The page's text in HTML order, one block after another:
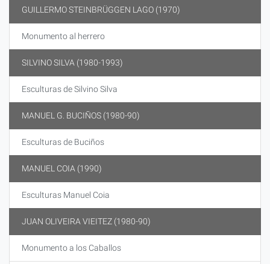
GUILLERMO STEINBRÜGGEN LAGO (1970)
Monumento al herrero
SILVINO SILVA (1980-1993)
Esculturas de Silvino Silva
MANUEL G. BUCIÑOS (1980-90)
Esculturas de Buciños
MANUEL COIA (1990)
Esculturas Manuel Coia
JUAN OLIVEIRA VIEITEZ (1980-90)
Monumento a los Caballos